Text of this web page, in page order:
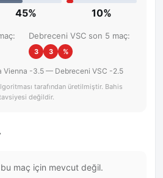
45% 10%
Debreceni VSC son 5 maç:
3 3 %
Vienna -3.5 — Debreceni VSC -2.5
tarafından üretilmiştir. Bahis
değildir.
maç için mevcut değil.